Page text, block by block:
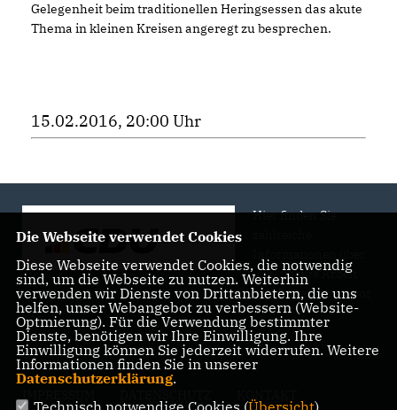
Gelegenheit beim traditionellen Heringsessen das akute
Thema in kleinen Kreisen angeregt zu besprechen.
15.02.2016, 20:00 Uhr
Hier finden Sie
uns, unsere Arbeit
und Engagement vor
Ort.
Die Webseite verwendet Cookies
Diese Webseite verwendet Cookies, die notwendig
sind, um die Webseite zu nutzen. Weiterhin
verwenden wir Dienste von Drittanbietern, die uns
helfen, unser Webangebot zu verbessern (Website-
Optmierung). Für die Verwendung bestimmter
Dienste, benötigen wir Ihre Einwilligung. Ihre
Einwilligung können Sie jederzeit widerrufen. Weitere
Informationen finden Sie in unserer
Datenschutzerklärung.
Technisch notwendige Cookies (Übersicht)